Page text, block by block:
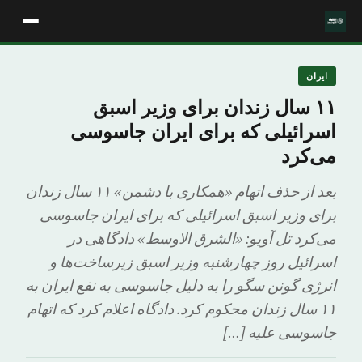
ایران
۱۱ سال زندان برای وزیر اسبق
اسرائیلی که برای ایران جاسوسی
می‌کرد
بعد از حذف اتهام «همکاری با دشمن» ۱۱ سال زندان
برای وزیر اسبق اسرائیلی که برای ایران جاسوسی
می‌کرد تل آویو: «الشرق الاوسط» دادگاهی در
اسرائیل روز چهارشنبه وزیر اسبق زیرساخت‌ها و
انرژی گونن سگو را به دلیل جاسوسی به نفع ایران به
۱۱ سال زندان محکوم کرد. دادگاه اعلام کرد که اتهام
جاسوسی علیه […]